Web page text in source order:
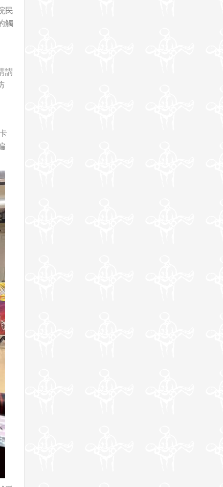
民
觸
講